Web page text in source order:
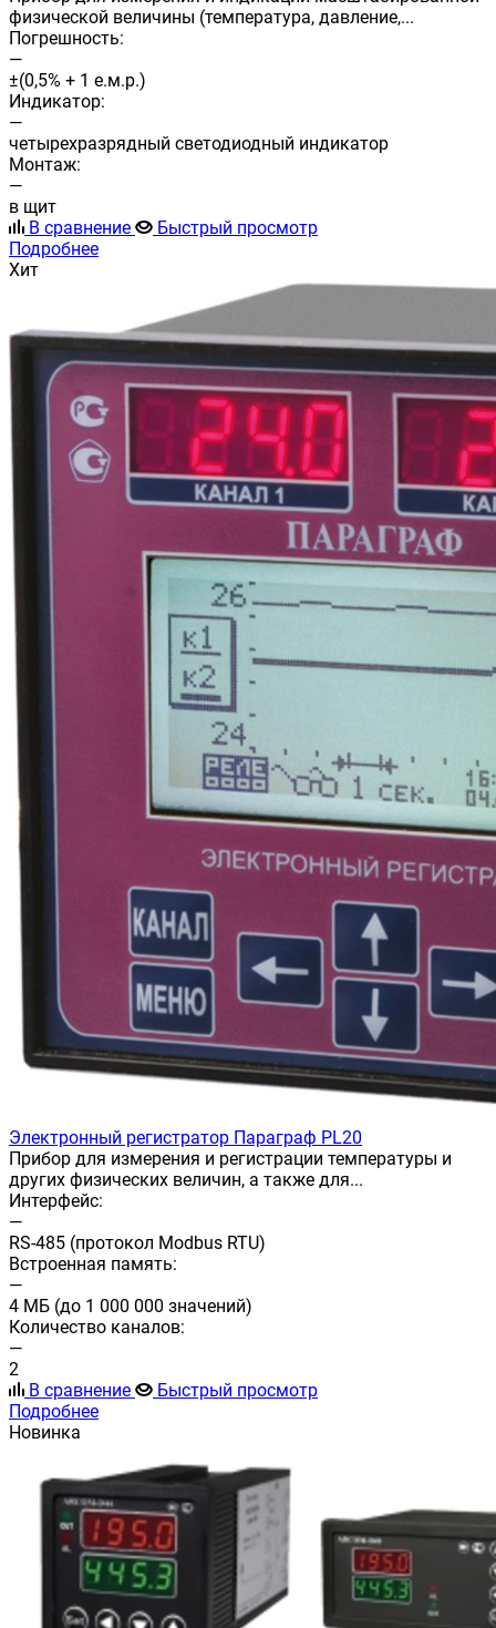
физической величины (температура, давление,...
Погрешность:
—
±(0,5% + 1 е.м.р.)
Индикатор:
—
четырехразрядный светодиодный индикатор
Монтаж:
—
в щит
В сравнение
Быстрый просмотр
Подробнее
Хит
Электронный регистратор Параграф PL20
Прибор для измерения и регистрации температуры и
других физических величин, а также для...
Интерфейс:
—
RS-485 (протокол Modbus RTU)
Встроенная память:
—
4 МБ (до 1 000 000 значений)
Количество каналов:
—
2
В сравнение
Быстрый просмотр
Подробнее
Новинка